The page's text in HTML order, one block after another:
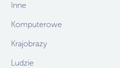
Inne
Komputerowe
Krajobrazy
Ludzie